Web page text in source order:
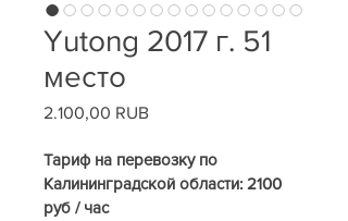
Yutong 2017 г. 51
место
2.100,00 RUBЦена
Тариф на перевозку по
Калининградской области: 2100
руб / час